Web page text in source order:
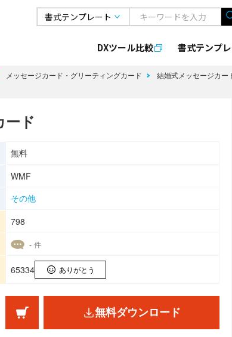
DXツール比較 書式テンプ
メッセージカード・グリーティングカード 結婚式メッセージカー
ド
無料
WMF
その他
798
- 件
65334 ありがとう
無料ダウンロード